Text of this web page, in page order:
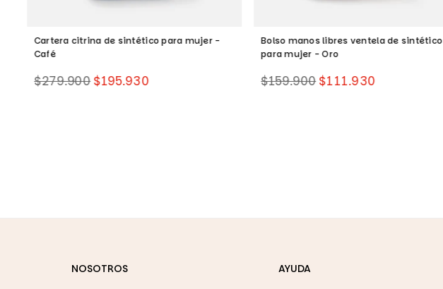
Cartera citrina de sintético para mujer -
Café
Precio
$279.900 $195.930
Bolso manos libres ventela de sintético
para mujer - Oro
Precio
$159.900$111.930
NOSOTROS AYUDA